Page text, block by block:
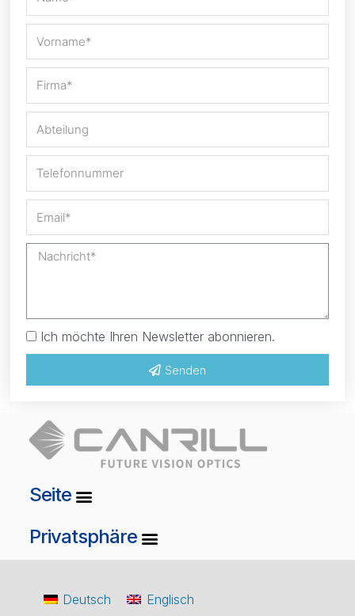
Ich möchte Ihren Newsletter abonnieren.
Senden
Seite
Privatsphäre
Deutsch Englisch